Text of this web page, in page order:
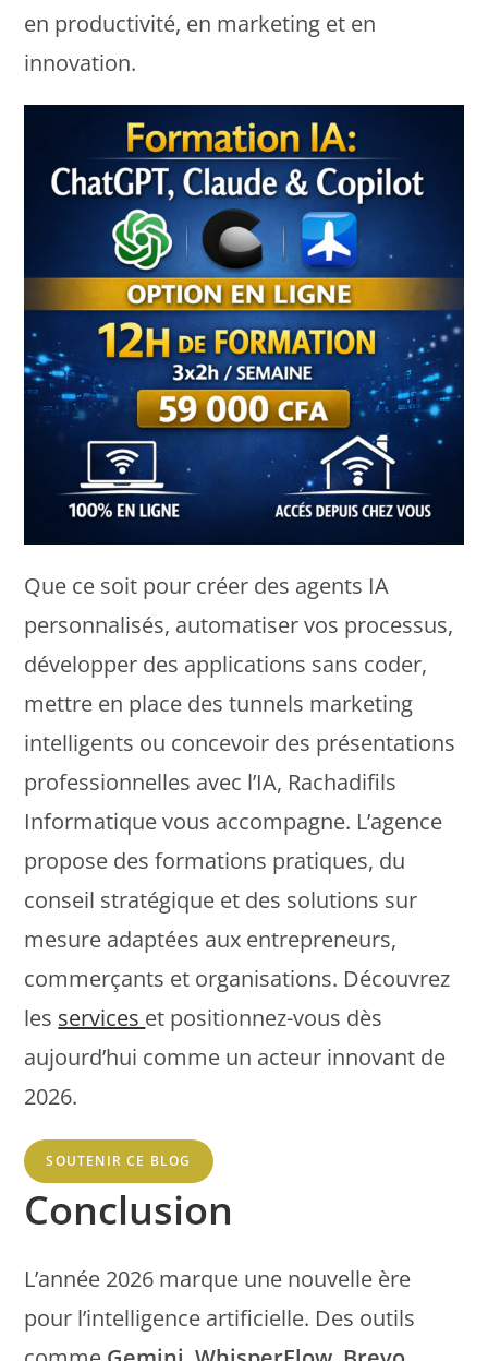
en productivité, en marketing et en
innovation.
Que ce soit pour créer des agents IA
personnalisés, automatiser vos processus,
développer des applications sans coder,
mettre en place des tunnels marketing
intelligents ou concevoir des présentations
professionnelles avec l’IA, Rachadifils
Informatique vous accompagne. L’agence
propose des formations pratiques, du
conseil stratégique et des solutions sur
mesure adaptées aux entrepreneurs,
commerçants et organisations. Découvrez
les services et positionnez-vous dès
aujourd’hui comme un acteur innovant de
2026.
SOUTENIR CE BLOG
Conclusion
L’année 2026 marque une nouvelle ère
pour l’intelligence artificielle. Des outils